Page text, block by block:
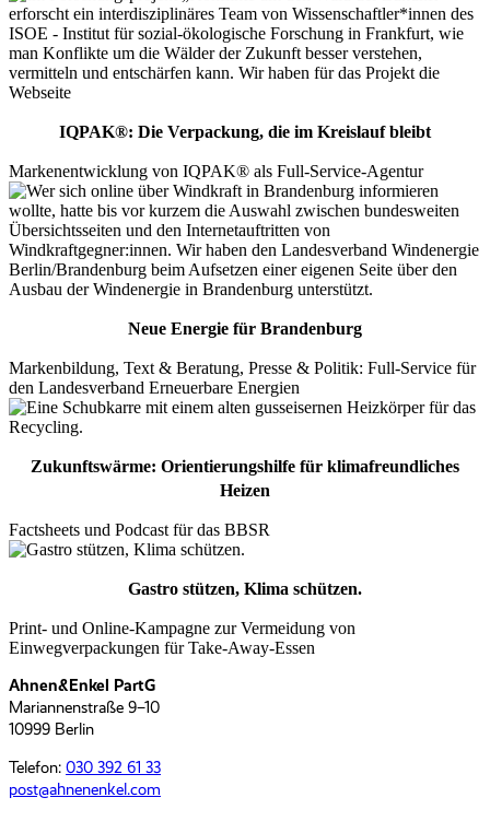
IQPAK®: Die Verpackung, die im Kreislauf bleibt
Markenentwicklung von IQPAK® als Full-Service-Agentur
Neue Energie für Brandenburg
Markenbildung, Text & Beratung, Presse & Politik: Full-Service für
den Landesverband Erneuerbare Energien
Zukunftswärme: Orientierungshilfe für klimafreundliches
Heizen
Factsheets und Podcast für das BBSR
Gastro stützen, Klima schützen.
Print- und Online-Kampagne zur Vermeidung von
Einwegverpackungen für Take-Away-Essen
Ahnen&Enkel PartG
Mariannenstraße 9–10
10999 Berlin
Telefon: 030 392 61 33
moc.leknenenha@tsop